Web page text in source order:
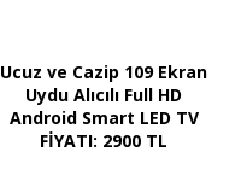
Ucuz ve Cazip 109 Ekran
Uydu Alıcılı Full HD
Android Smart LED TV
FİYATI: 2900 TL